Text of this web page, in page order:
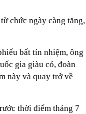
chức ngày càng tăng,
bất tín nhiệm, ông
gia giàu có, đoàn
này và quay trở về
thời điểm tháng 7